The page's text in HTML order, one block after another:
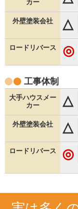
△
◎
工事体制
△
△
◎